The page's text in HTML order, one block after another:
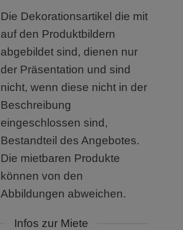
Die Dekorationsartikel die mit
auf den Produktbildern
abgebildet sind, dienen nur
der Präsentation und sind
nicht, wenn diese nicht in der
Beschreibung
eingeschlossen sind,
Bestandteil des Angebotes.
Die mietbaren Produkte
können von den
Abbildungen abweichen.
Infos zur Miete